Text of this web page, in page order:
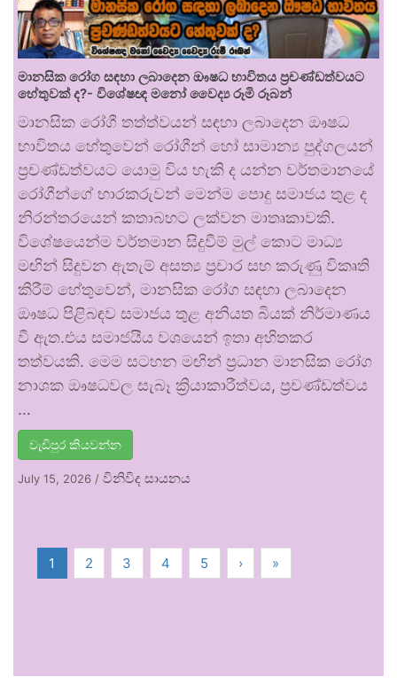
මානසික රෝග සඳහා ලබාදෙන ඖෂධ භාවිතය ප්‍රචණ්ඩත්වයට
හේතුවක් ද?- විශේෂඥ මනෝ වෛද්‍ය රූමි රූබන්
මානසික රෝගී තත්ත්වයන් සඳහා ලබාදෙන ඖෂධ
භාවිතය හේතුවෙන් රෝගීන් හෝ සාමාන්‍ය පුද්ගලයන්
ප්‍රචණ්ඩත්වයට යොමු විය හැකි ද යන්න වර්තමානයේ
රෝගීන්ගේ භාරකරුවන් මෙන්ම පොදු සමාජය තුළ ද
නිරන්තරයෙන් කතාබහට ලක්වන මාතෘකාවකි.
විශේෂයෙන්ම වර්තමාන සිදුවීම් මුල් කොට මාධ්‍ය
මඟින් සිදුවන ඇතැම් අසත්‍ය ප්‍රචාර සහ කරුණු විකෘති
කිරීම් හේතුවෙන්, මානසික රෝග සඳහා ලබාදෙන
ඖෂධ පිළිබඳව සමාජය තුළ අනියත බියක් නිර්මාණය
වී ඇත.එය සමාජයීය වශයෙන් ඉතා අහිතකර
තත්වයකි. මෙම සටහන මඟින් ප්‍රධාන මානසික රෝග
නාශක ඖෂධවල සැබෑ ක්‍රියාකාරීත්වය, ප්‍රචණ්ඩත්වය
…
වැඩිපුර කියවන්න
July 15, 2026 / විනිවිද සායනය
1 2 3 4 5 › »